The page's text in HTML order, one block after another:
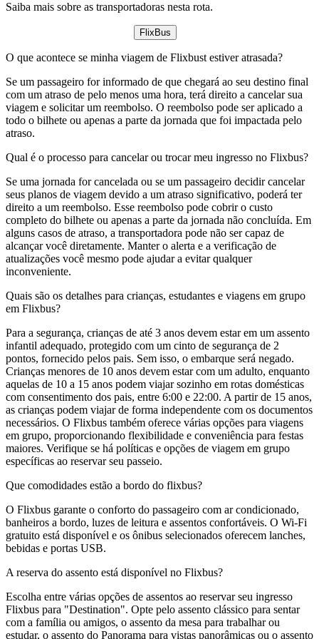
Saiba mais sobre as transportadoras nesta rota.
FlixBus
O que acontece se minha viagem de Flixbust estiver atrasada?
Se um passageiro for informado de que chegará ao seu destino final
com um atraso de pelo menos uma hora, terá direito a cancelar sua
viagem e solicitar um reembolso. O reembolso pode ser aplicado a
todo o bilhete ou apenas a parte da jornada que foi impactada pelo
atraso.
Qual é o processo para cancelar ou trocar meu ingresso no Flixbus?
Se uma jornada for cancelada ou se um passageiro decidir cancelar
seus planos de viagem devido a um atraso significativo, poderá ter
direito a um reembolso. Esse reembolso pode cobrir o custo
completo do bilhete ou apenas a parte da jornada não concluída. Em
alguns casos de atraso, a transportadora pode não ser capaz de
alcançar você diretamente. Manter o alerta e a verificação de
atualizações você mesmo pode ajudar a evitar qualquer
inconveniente.
Quais são os detalhes para crianças, estudantes e viagens em grupo
em Flixbus?
Para a segurança, crianças de até 3 anos devem estar em um assento
infantil adequado, protegido com um cinto de segurança de 2
pontos, fornecido pelos pais. Sem isso, o embarque será negado.
Crianças menores de 10 anos devem estar com um adulto, enquanto
aquelas de 10 a 15 anos podem viajar sozinho em rotas domésticas
com consentimento dos pais, entre 6:00 e 22:00. A partir de 15 anos,
as crianças podem viajar de forma independente com os documentos
necessários. O Flixbus também oferece várias opções para viagens
em grupo, proporcionando flexibilidade e conveniência para festas
maiores. Verifique se há políticas e opções de viagem em grupo
específicas ao reservar seu passeio.
Que comodidades estão a bordo do flixbus?
O Flixbus garante o conforto do passageiro com ar condicionado,
banheiros a bordo, luzes de leitura e assentos confortáveis. O Wi-Fi
gratuito está disponível e os ônibus selecionados oferecem lanches,
bebidas e portas USB.
A reserva do assento está disponível no Flixbus?
Escolha entre várias opções de assentos ao reservar seu ingresso
Flixbus para "Destination". Opte pelo assento clássico para sentar
com a família ou amigos, o assento da mesa para trabalhar ou
estudar, o assento do Panorama para vistas panorâmicas ou o assento